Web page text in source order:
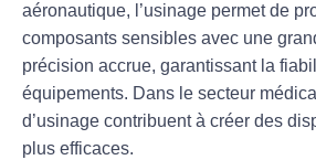
aéronautique, l’usinage permet de
composants sensibles avec une
précision accrue, garantissant la
équipements. Dans le secteur
d’usinage contribuent à créer des
plus efficaces.